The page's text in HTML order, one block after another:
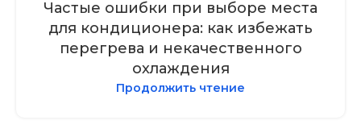
Частые ошибки при выборе места
для кондиционера: как избежать
перегрева и некачественного
охлаждения
Продолжить чтение